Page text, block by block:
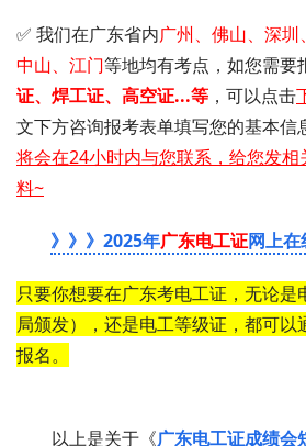
✅ 我们在广东省内广州、佛山、深圳
中山、江门等地均有考点，如您需要
证 、 焊工证 、 高空证...等 ，可以点击
文下方咨询报考表单填写您的基本信
将会在24小时内与您联系，给您发
料~
》》》2025年广东电工证网上
只要你想要在广东考电工证，无论是
局颁发），还是电工等级证，都可
报名。
以上是关于《广东电工证成绩会